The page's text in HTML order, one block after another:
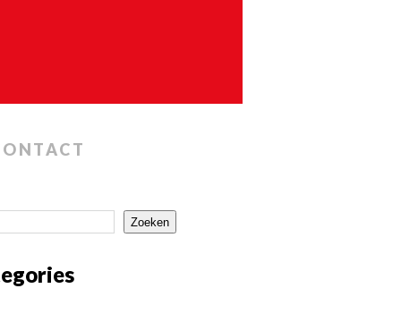
Zoeken